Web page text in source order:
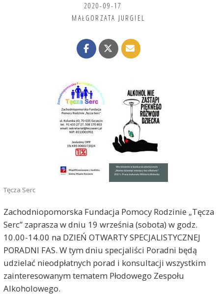
2020-09-17
MAŁGORZATA JURGIEL
Tęcza Serc
Zachodniopomorska Fundacja Pomocy Rodzinie „Tęcza
Serc” zaprasza w dniu 19 września (sobota) w godz.
10.00-14.00 na DZIEŃ OTWARTY SPECJALISTYCZNEJ
PORADNI FAS. W tym dniu specjaliści Poradni będą
udzielać nieodpłatnych porad i konsultacji wszystkim
zainteresowanym tematem Płodowego Zespołu
Alkoholowego.